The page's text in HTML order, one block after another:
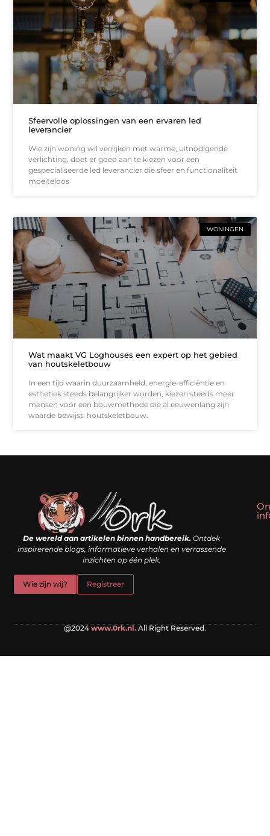
Sfeervolle oplossingen van een ervaren led
leverancier
Wie zijn woning wil verrijken met warme, uitnodigende
verlichting, doet er goed aan te kiezen voor een
gespecialiseerde led leverancier die sfeer en functionaliteit
moeiteloos
WONINGEN
Wat maakt VG Loghouses een expert op het gebied
van houtskeletbouw
In een tijd waarin duurzaamheid, energie-efficiëntie en
esthetiek steeds belangrijker worden, kiezen steeds meer
mensen voor een bouwmethode die al eeuwenlang zijn
waarde bewijst: houtskeletbouw.
De wereld aan artikelen binnen handbereik. Ontdek
inspirerende blogs, informatieve verhalen en verrassende
inzichten op één plek.
Wie zijn wij? Registreer
@2024 www.0rk.nl. All Right Reserved.